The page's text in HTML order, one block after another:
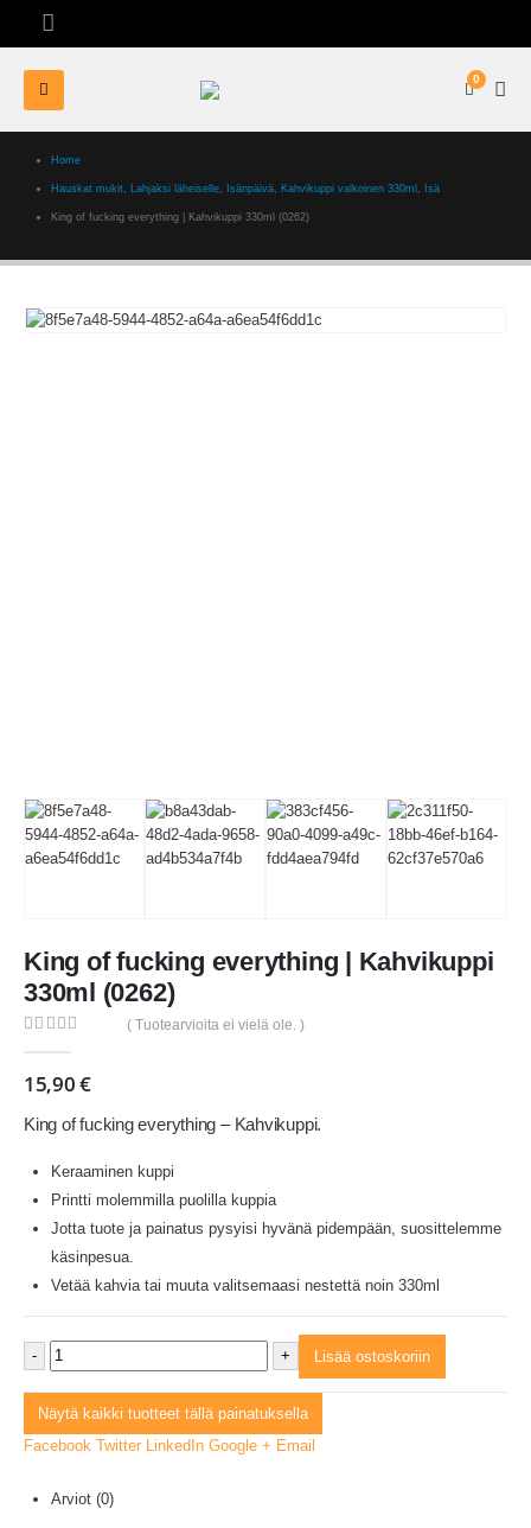
0
Home
Hauskat mukit, Lahjaksi läheiselle, Isänpäivä, Kahvikuppi valkoinen 330ml , Isä
King of fucking everything | Kahvikuppi 330ml (0262)
King of fucking everything | Kahvikuppi
330ml (0262)
( Tuotearvioita ei vielä ole. )
15,90€
King of fucking everything – Kahvikuppi.
Keraaminen kuppi
Printti molemmilla puolilla kuppia
Jotta tuote ja painatus pysyisi hyvänä pidempään, suosittelemme
käsinpesua.
Vetää kahvia tai muuta valitsemaasi nestettä noin 330ml
- + Lisää ostoskoriin
Näytä kaikki tuotteet tällä painatuksella
Facebook Twitter LinkedIn Google + Email
Arviot (0)